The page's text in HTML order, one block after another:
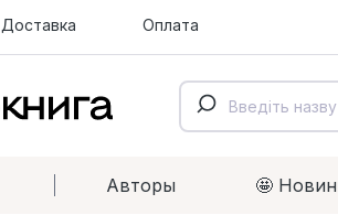
Доставка Оплата
Авторы 🤩